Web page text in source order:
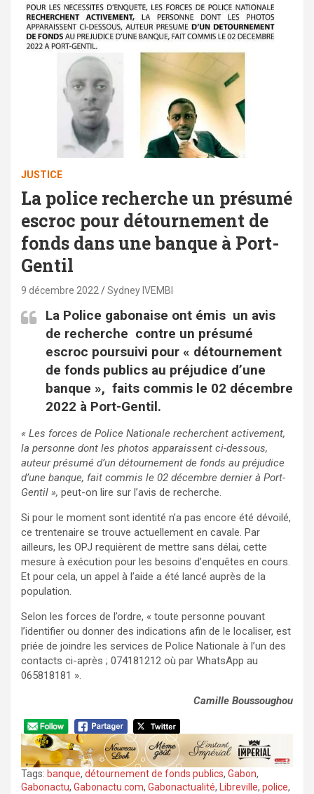
JUSTICE
La police recherche un présumé
escroc pour détournement de
fonds dans une banque à Port-
Gentil
9 décembre 2022 Sydney IVEMBI
La Police gabonaise ont émis un avis
de recherche contre un présumé
escroc poursuivi pour « détournement
de fonds publics au préjudice d’une
banque », faits commis le 02 décembre
2022 à Port-Gentil.
« Les forces de Police Nationale recherchent activement,
la personne dont les photos apparaissent ci-dessous,
auteur présumé d’un détournement de fonds au préjudice
d’une banque, fait commis le 02 décembre dernier à Port-
Gentil », peut-on lire sur l’avis de recherche.
Si pour le moment sont identité n’a pas encore été dévoilé,
ce trentenaire se trouve actuellement en cavale. Par
ailleurs, les OPJ requièrent de mettre sans délai, cette
mesure à exécution pour les besoins d’enquêtes en cours.
Et pour cela, un appel à l’aide a été lancé auprès de la
population.
Selon les forces de l’ordre, « toute personne pouvant
l’identifier ou donner des indications afin de le localiser, est
priée de joindre les services de Police Nationale à l’un des
contacts ci-après ; 074181212 où par WhatsApp au
065818181 ».
Camille Boussoughou
Tags: banque, détournement de fonds publics, Gabon,
Gabonactu, Gabonactu.com, Gabonactualité, Libreville, police,